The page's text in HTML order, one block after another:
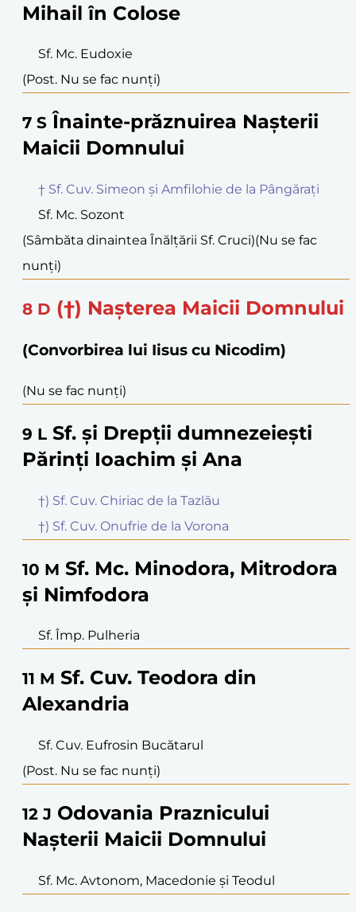
Mihail în Colose
Sf. Mc. Eudoxie
(Post. Nu se fac nunți)
7 S Înainte-prăznuirea Nașterii
Maicii Domnului
† Sf. Cuv. Simeon și Amfilohie de la Pângărați
Sf. Mc. Sozont
(Sâmbăta dinaintea Înălțării Sf. Cruci)(Nu se fac
nunți)
8 D (†) Nașterea Maicii Domnului
(Convorbirea lui Iisus cu Nicodim)
(Nu se fac nunți)
9 L Sf. și Drepții dumnezeiești
Părinți Ioachim și Ana
†) Sf. Cuv. Chiriac de la Tazlău
†) Sf. Cuv. Onufrie de la Vorona
10 M Sf. Mc. Minodora, Mitrodora
și Nimfodora
Sf. Împ. Pulheria
11 M Sf. Cuv. Teodora din
Alexandria
Sf. Cuv. Eufrosin Bucătarul
(Post. Nu se fac nunți)
12 J Odovania Praznicului
Nașterii Maicii Domnului
Sf. Mc. Avtonom, Macedonie și Teodul